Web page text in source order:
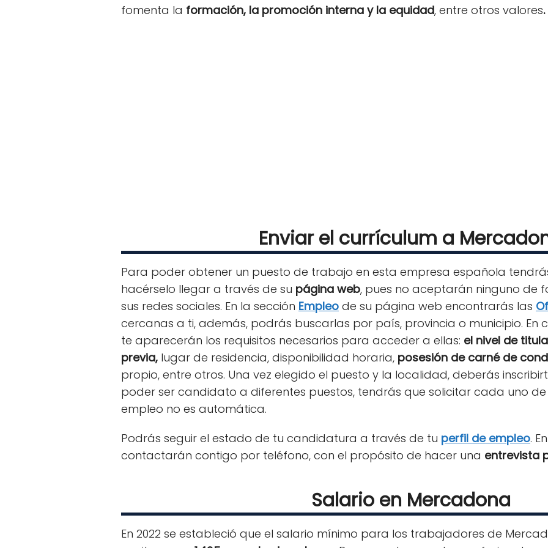
fomenta la formación, la promoción interna y la equidad, entre otros valores.
Enviar el currículum a
Para poder obtener un puesto de trabajo en esta empresa española
hacérselo llegar a través de su página web, pues no aceptarán ninguno de
sus redes sociales. En la sección Empleo de su página web encontrarás las
cercanas a ti, además, podrás buscarlas por país, provincia o municipio. En
te aparecerán los requisitos necesarios para acceder a ellas: el nivel de
previa, lugar de residencia, disponibilidad horaria, posesión de carné de
propio, entre otros. Una vez elegido el puesto y la localidad, deberás
poder ser candidato a diferentes puestos, tendrás que solicitar cada uno de
empleo no es automática.
Podrás seguir el estado de tu candidatura a través de tu perfil de empleo.
contactarán contigo por teléfono, con el propósito de hacer una entrevista
Salario en Mercadona
En 2022 se estableció que el salario mínimo para los trabajadores de